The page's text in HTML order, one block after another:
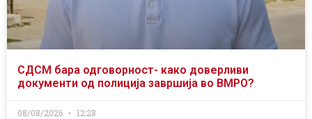
СДСМ бара одговорност- како доверливи
документи од полиција завршија во ВМРО?
08/08/2026 12:28